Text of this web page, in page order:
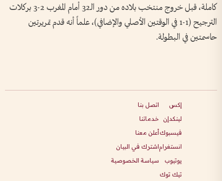
كاملة، قبل خروج منتخب بلاده من دور الـ32 أمام المغرب 2-3 بركلات
الترجيح (1-1 في الوقتين الأصلي والإضافي)، علماً أنه قدم تمريرتين
حاسمتين في البطولة.
إكس
لينكدإن
فيسبوك
انستغرام
يوتيوب
تيك توك
اتصل بنا
خدماتنا
أعلن معنا
اشترك في البيان
سياسة الخصوصية